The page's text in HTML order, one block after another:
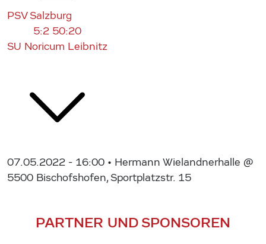
PSV Salzburg
5:2 50:20
SU Noricum Leibnitz
07.05.2022 - 16:00 • Hermann Wielandnerhalle @
5500 Bischofshofen, Sportplatzstr. 15
PARTNER UND SPONSOREN